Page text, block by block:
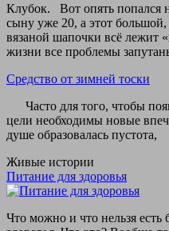
Клубок. Вот опять попался
сыну уже 20, а этот
вязаной шапочки всё лежит
жизни все проблемы
Средство от зимней тоски
Часто для того, чтобы
цели необходимы новые
душе образовалась пустота,
Живые истории
Питание для здоровья
Что можно и что нельзя